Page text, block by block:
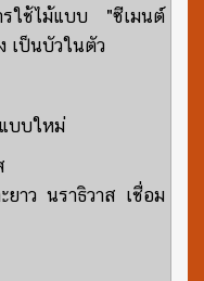
รใช้ไม้แบบ "ซีเมนต์
เป็นบัวในตัว
บบใหม่
ยาว นราธิวาส เชื่อม